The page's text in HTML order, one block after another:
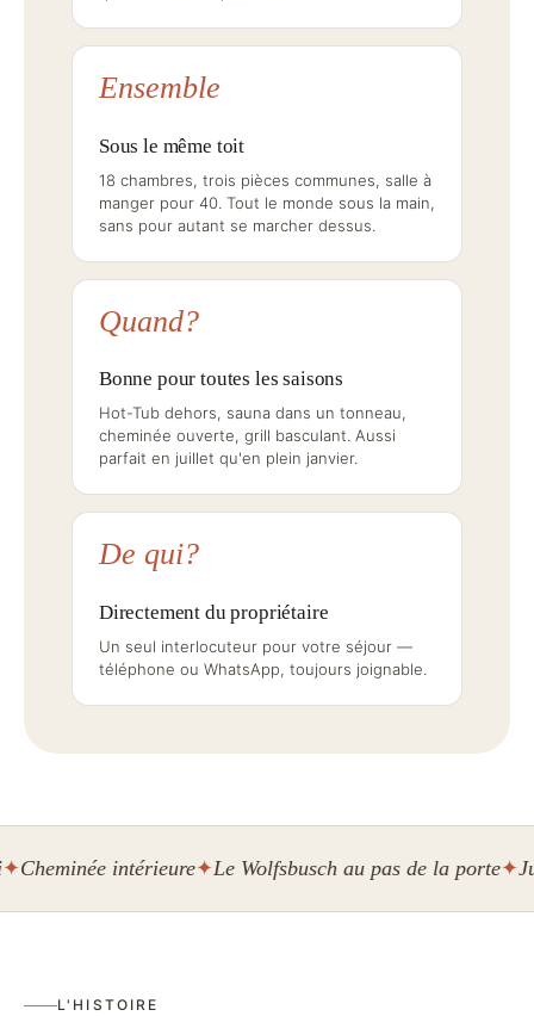
Ensemble
Sous le même toit
18 chambres, trois pièces communes, salle à
manger pour 40. Tout le monde sous la main,
sans pour autant se marcher dessus.
Quand?
Bonne pour toutes les saisons
Hot-Tub dehors, sauna dans un tonneau,
cheminée ouverte, grill basculant. Aussi
parfait en juillet qu'en plein janvier.
De qui?
Directement du propriétaire
Un seul interlocuteur pour votre séjour —
téléphone ou WhatsApp, toujours joignable.
intérieure Le Wolfsbusch au pas de la porte Jusqu'à
L'HISTOIRE